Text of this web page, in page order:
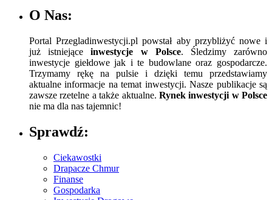
O Nas:
Portal Przegladinwestycji.pl powstał aby przybliżyć nowe i
już istniejąceinwestycje w Polsce. Śledzimy zarówno
inwestycje giełdowe jak i te budowlane oraz gospodarcze.
Trzymamy rękę na pulsie i dzięki temu przedstawiamy
aktualne informacje na temat inwestycji. Nasze publikacje są
zawsze rzetelne a także aktualne. Rynek inwestycji w Polsce
nie ma dla nas tajemnic!
Sprawdź:
Ciekawostki
Drapacze Chmur
Finanse
Gospodarka